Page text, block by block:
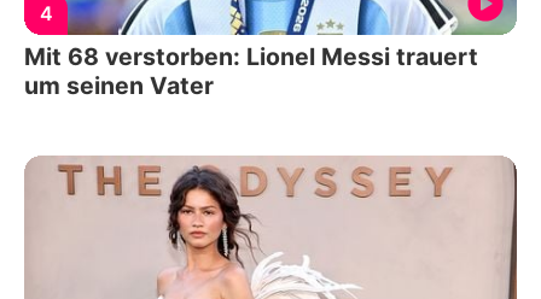
4
Mit 68 verstorben: Lionel Messi trauert
um seinen Vater